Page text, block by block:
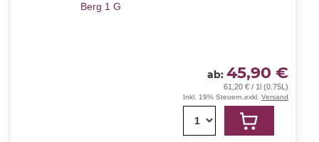
ab 45,90 €
61,20 € / 1l (0.75L)
Inkl. 19% Steuern exkl. Versand
1